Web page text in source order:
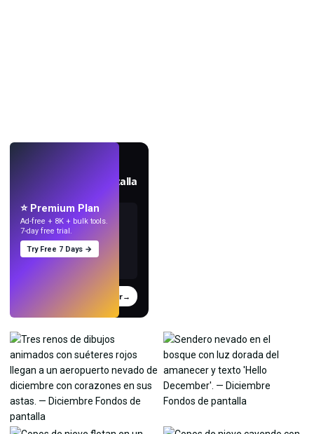
Crea fondos de pantalla
Probar →
⭐ Premium Plan
Ad-free + 8K + bulk tools.
7-day free trial.
Try Free 7 Days →